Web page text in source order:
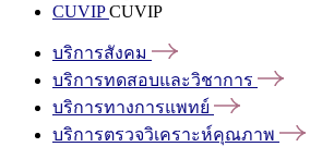
CUVIPCUVIP
บริการสังคม
บริการทดสอบและวิชาการ
บริการทางการแพทย์
บริการตรวจวิเคราะห์คุณภาพ